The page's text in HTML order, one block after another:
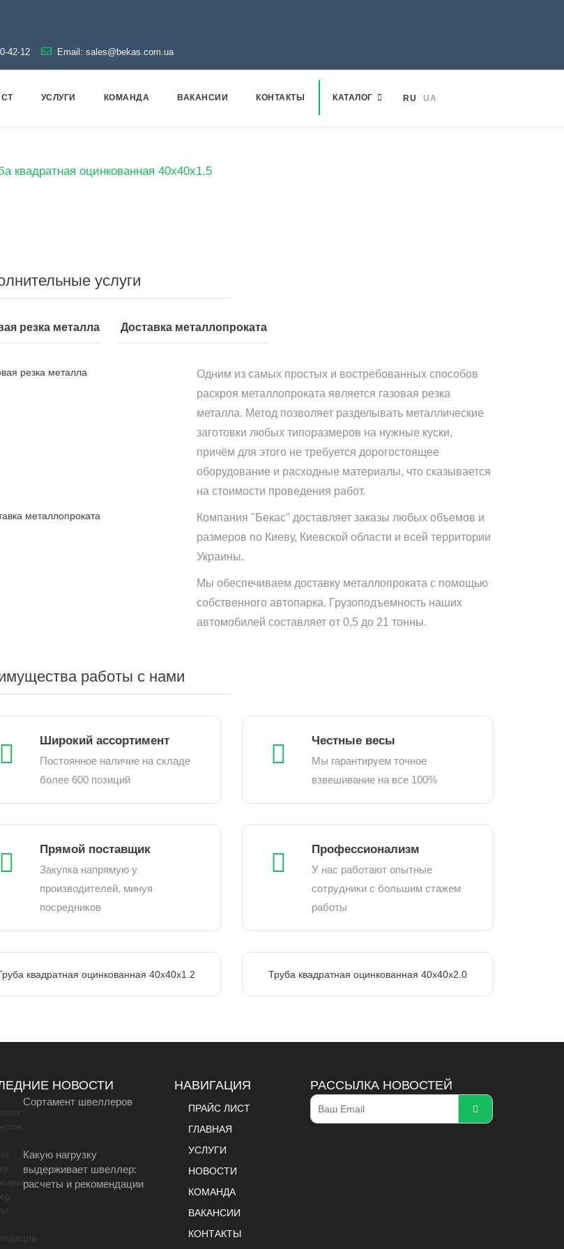
42-12 Email: sales@bekas.com.ua
УСЛУГИ КОМАНДА ВАКАНСИИ КОНТАКТЫ КАТАЛОГ RU UA
квадратная оцинкованная 40х40х1.5
услуги
резка металла Доставка металлопроката
Одним из самых простых и востребованных способов
раскроя металлопроката является газовая резка
металла. Метод позволяет разделывать металлические
заготовки любых типоразмеров на нужные куски,
причём для этого не требуется дорогостоящее
оборудование и расходные материалы, что сказывается
на стоимости проведения работ.
Компания "Бекас" доставляет заказы любых объемов и
размеров по Киеву, Киевской области и всей территории
Украины.
Мы обеспечиваем доставку металлопроката с помощью
собственного автопарка. Грузоподъемность наших
автомобилей составляет от 0,5 до 21 тонны.
работы с нами
Широкий ассортимент
Постоянное наличие на складе
более 600 позиций
Честные весы
Мы гарантируем точное
взвешивание на все 100%
Прямой поставщик
Закупка напрямую у
производителей, минуя
посредников
Профессионализм
У нас работают опытные
сотрудники с большим стажем
работы
квадратная оцинкованная 40х40х1.2 Труба квадратная оцинкованная 40х40х2.0
НОВОСТИ
Сортамент швеллеров
Какую нагрузку
выдерживает швеллер:
расчеты и рекомендации
НАВИГАЦИЯ
ПРАЙС ЛИСТ
ГЛАВНАЯ
УСЛУГИ
НОВОСТИ
КОМАНДА
ВАКАНСИИ
КОНТАКТЫ
РАССЫЛКА НОВОСТЕЙ